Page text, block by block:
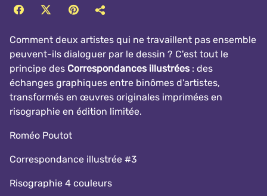
Comment deux artistes qui ne travaillent pas ensemble
peuvent-ils dialoguer par le dessin ? C'est tout le
principe des Correspondances illustrées : des
échanges graphiques entre binômes d'artistes,
transformés en œuvres originales imprimées en
risographie en édition limitée.
Roméo Poutot
Correspondance illustrée #3
Risographie 4 couleurs